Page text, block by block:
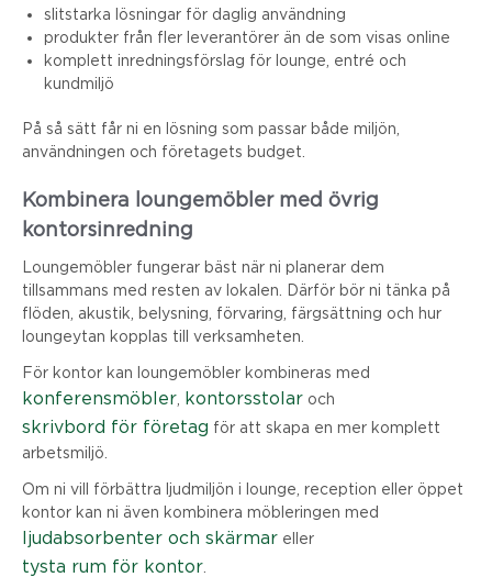
slitstarka lösningar för daglig användning
produkter från fler leverantörer än de som visas online
komplett inredningsförslag för lounge, entré och
kundmiljö
På så sätt får ni en lösning som passar både miljön,
användningen och företagets budget.
Kombinera loungemöbler med övrig
kontorsinredning
Loungemöbler fungerar bäst när ni planerar dem
tillsammans med resten av lokalen. Därför bör ni tänka på
flöden, akustik, belysning, förvaring, färgsättning och hur
loungeytan kopplas till verksamheten.
För kontor kan loungemöbler kombineras med
konferensmöbler kontorsstolar och
skrivbord för företag för att skapa en mer komplett
arbetsmiljö.
Om ni vill förbättra ljudmiljön i lounge, reception eller öppet
kontor kan ni även kombinera möbleringen med
ljudabsorbenter och skärmar eller
tysta rum för kontor